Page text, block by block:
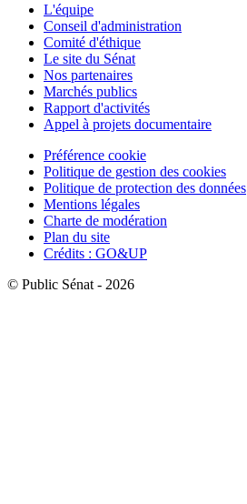
L'équipe
Conseil d'administration
Comité d'éthique
Le site du Sénat
Nos partenaires
Marchés publics
Rapport d'activités
Appel à projets documentaire
Préférence cookie
Politique de gestion des cookies
Politique de protection des données
Mentions légales
Charte de modération
Plan du site
Crédits : GO&UP
© Public Sénat - 2026